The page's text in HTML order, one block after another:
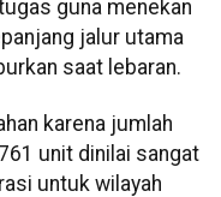
guna menekan
jalur utama
saat lebaran.
karena jumlah
unit dinilai sangat
untuk wilayah